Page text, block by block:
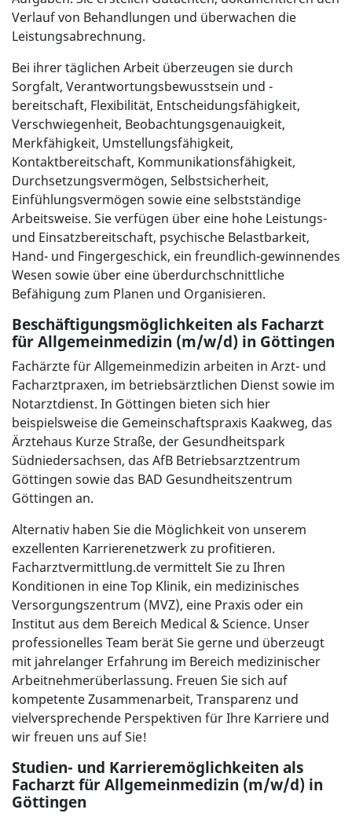
Verlauf von Behandlungen und überwachen die
Leistungsabrechnung.
Bei ihrer täglichen Arbeit überzeugen sie durch
Sorgfalt, Verantwortungsbewusstsein und -
bereitschaft, Flexibilität, Entscheidungsfähigkeit,
Verschwiegenheit, Beobachtungsgenauigkeit,
Merkfähigkeit, Umstellungsfähigkeit,
Kontaktbereitschaft, Kommunikationsfähigkeit,
Durchsetzungsvermögen, Selbstsicherheit,
Einfühlungsvermögen sowie eine selbstständige
Arbeitsweise. Sie verfügen über eine hohe Leistungs-
und Einsatzbereitschaft, psychische Belastbarkeit,
Hand- und Fingergeschick, ein freundlich-gewinnendes
Wesen sowie über eine überdurchschnittliche
Befähigung zum Planen und Organisieren.
Beschäftigungsmöglichkeiten als Facharzt
für Allgemeinmedizin (m/w/d) in Göttingen
Fachärzte für Allgemeinmedizin arbeiten in Arzt- und
Facharztpraxen, im betriebsärztlichen Dienst sowie im
Notarztdienst. In Göttingen bieten sich hier
beispielsweise die Gemeinschaftspraxis Kaakweg, das
Ärztehaus Kurze Straße, der Gesundheitspark
Südniedersachsen, das AfB Betriebsarztzentrum
Göttingen sowie das BAD Gesundheitszentrum
Göttingen an.
Alternativ haben Sie die Möglichkeit von unserem
exzellenten Karrierenetzwerk zu profitieren.
Facharztvermittlung.de vermittelt Sie zu Ihren
Konditionen in eine Top Klinik, ein medizinisches
Versorgungszentrum (MVZ), eine Praxis oder ein
Institut aus dem Bereich Medical & Science. Unser
professionelles Team berät Sie gerne und überzeugt
mit jahrelanger Erfahrung im Bereich medizinischer
Arbeitnehmerüberlassung. Freuen Sie sich auf
kompetente Zusammenarbeit, Transparenz und
vielversprechende Perspektiven für Ihre Karriere und
wir freuen uns auf Sie!
Studien- und Karrieremöglichkeiten als
Facharzt für Allgemeinmedizin (m/w/d) in
Göttingen